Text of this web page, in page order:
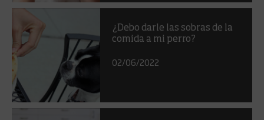
¿Debo darle las sobras de la
comida a mi perro?
02/06/2022